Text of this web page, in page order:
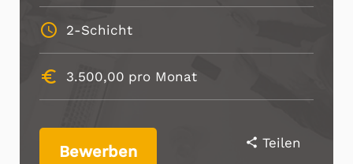
schedule 2-Schicht
euro_symbol 3.500,00 pro Monat
share Teilen
Bewerben